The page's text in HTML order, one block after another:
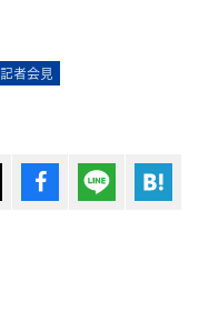
記者会見
ポスト シェア Lineで送